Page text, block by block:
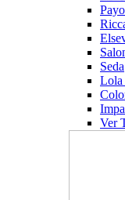
Seda
Lola
Ver